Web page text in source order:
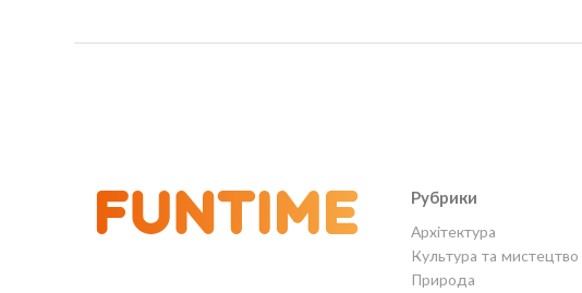
Рубрики
Архітектура
Культура та мистецтво
Природа